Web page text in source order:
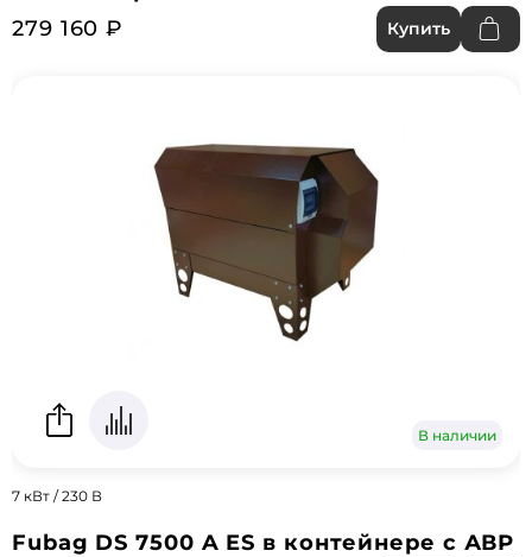
279 160 ₽
Купить
В наличии
7 кВт / 230 В
Fubag DS 7500 A ES в контейнере с АВР